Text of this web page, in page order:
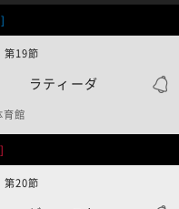
ラティーダ
19節
育館
20節